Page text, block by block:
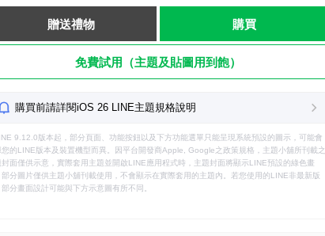
贈送禮物 購買
免費試用（主題及貼圖用到飽）
購買前請詳閱iOS 26 LINE主題規格說明
9.12.0版本起，部分頁面、功能按鈕以及下方功能選單只能呈現系統預設的圖示，可能會
您的LINE版本及裝置機型而異。因平台開發商Apple, Google之政策規格，主題小舖所刊載之
封面僅供示意，實際套用主題並開啟LINE應用程式時，主題封面將顯示LINE預設的綠色畫
部分圖片僅供主題小舖刊載使用，不會顯示在實際套用的主題內。若您使用的LINE非最新版
分畫面設計可能與下方示意圖有所不同。